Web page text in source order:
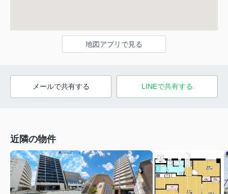
地図アプリで見る
メールで共有する LINEで共有する
近隣の物件